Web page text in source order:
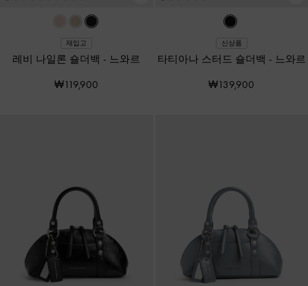
재입고
레비 나일론 숄더백 - 느와르
₩119,900
신상품
타티아나 스터드 숄더백 - 느와르
₩139,900